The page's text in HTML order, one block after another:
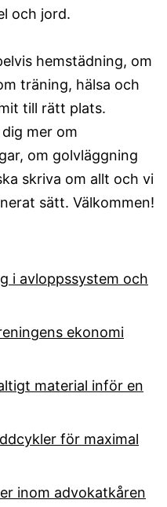
och jord.
hemstädning, om
träning, hälsa och
till rätt plats.
mer om
om golvläggning
skriva om allt och vi
sätt. Välkommen!
i avloppssystem och
ekonomi
material inför en
för maximal
inom advokatkåren